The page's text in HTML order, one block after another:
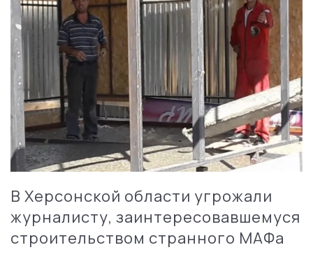
В Херсонской области угрожали
журналисту, заинтересовавшемуся
строительством странного МАФа